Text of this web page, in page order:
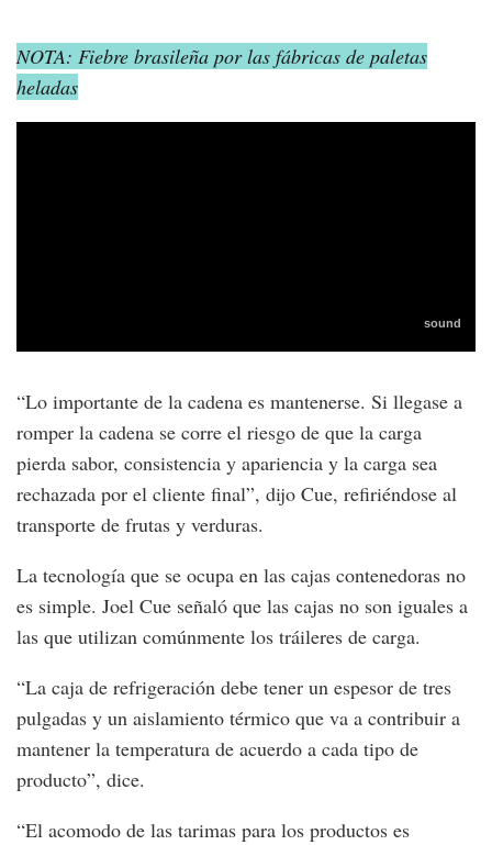
NOTA: Fiebre brasileña por las fábricas de paletas
heladas
“Lo importante de la cadena es mantenerse. Si llegase a
romper la cadena se corre el riesgo de que la carga
pierda sabor, consistencia y apariencia y la carga sea
rechazada por el cliente final”, dijo Cue, refiriéndose al
transporte de frutas y verduras.
La tecnología que se ocupa en las cajas contenedoras no
es simple. Joel Cue señaló que las cajas no son iguales a
las que utilizan comúnmente los tráileres de carga.
“La caja de refrigeración debe tener un espesor de tres
pulgadas y un aislamiento térmico que va a contribuir a
mantener la temperatura de acuerdo a cada tipo de
producto”, dice.
“El acomodo de las tarimas para los productos es